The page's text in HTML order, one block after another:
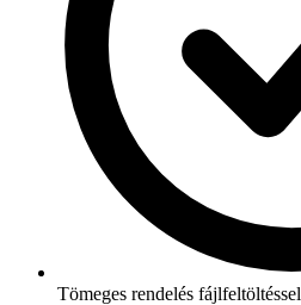
Tömeges rendelés fájlfeltöltéssel